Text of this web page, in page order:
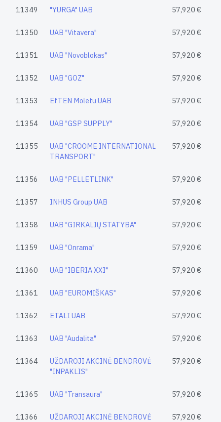
11349 "YURGA" UAB 57,920 €
11350 UAB "Vitavera" 57,920 €
11351 UAB "Novoblokas" 57,920 €
11352 UAB "GOZ" 57,920 €
11353 EfTEN Moletu UAB 57,920 €
11354 UAB "GSP SUPPLY" 57,920 €
11355
UAB "CROOME INTERNATIONAL
TRANSPORT"
57,920 €
11356 UAB "PELLETLINK" 57,920 €
11357 INHUS Group UAB 57,920 €
11358 UAB "GIRKALIŲ STATYBA" 57,920 €
11359 UAB "Onrama" 57,920 €
11360 UAB "IBERIA XXI" 57,920 €
11361 UAB "EUROMIŠKAS" 57,920 €
11362 ETALI UAB 57,920 €
11363 UAB "Audalita" 57,920 €
11364
UŽDAROJI AKCINĖ BENDROVĖ
"INPAKLIS"
57,920 €
11365 UAB "Transaura" 57,920 €
11366
UŽDAROJI AKCINĖ BENDROVĖ
57,920 €